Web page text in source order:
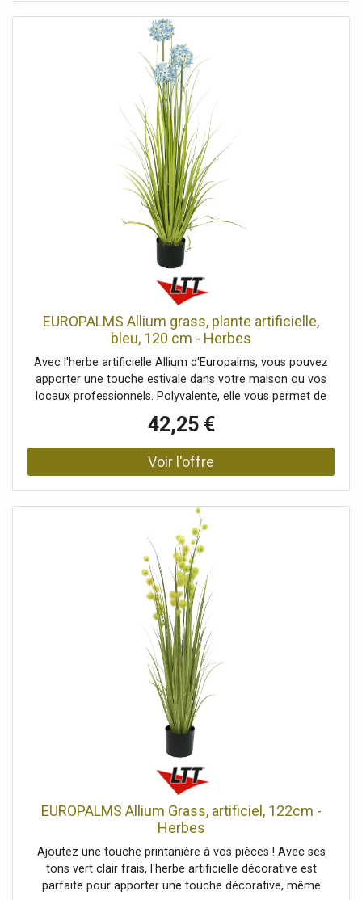
PE, qui prennent automatiquement leur forme une fois
placées. Les galets et la mousse artificielle intégrés
servent de couverture pour le pot de jardin de base inclus.
Ainsi, il peut servir de support pour une jardinière ou être
utilisé comme pot décoratif.Herbe ornementale fleurie
dans un pot décoratif Se déforme tout seul, L'article est
livré prêt à être installé., Avec des feuilles réalistes de
couleur verte, Environ 3 fleurs blanches magnifiques,
Configuration: Se déforme tout seul, Position
debout/fixation: Pot de jardinage avec pierres décoratives,
Matériau: PE ND polyéthylène, Couleur: Vert/blanc,
Feuillage: Matériau: polyéthylène PE ND, Fleurs: Pièces:
environ 3 piècesCouleur: blancP(matériau: )textile, Style de
décoration: La vie moderne, Saison: Printemps,
Dimensions: Hauteur: 120 cm, Poids: 1,50 kg
EUROPALMS Allium grass, plante artificielle,
bleu, 120 cm - Herbes
Avec l'herbe artificielle Allium d'Europalms, vous pouvez
apporter une touche estivale dans votre maison ou vos
locaux professionnels. Polyvalente, elle vous permet de
créer des accents floraux ciblés en quelques étapes
simples. Cette plante vivace atteint une hauteur totale
d'environ 120 cm et se compose de 3 ombelles de
différentes hauteurs avec des fleurs en forme d'étoile
qui prennent déjà leur forme dès la mise en place. Les
galets et la mousse artificielle intégrés servent de
couverture au pot de jardin de base inclus. Il peut ainsi
servir de support pour une jardinière ou être utilisé
comme pot décoratif.Herbe ornementale fleurie dans un
pot décoratif Feuilles malléables, L'article est livré prêt à
être installé., Avec des feuilles réalistes de couleur verte,
environ 3 fleurs magnifiques de couleur bleue,
Configuration: Feuilles malléables, Position
debout/fixation: Pot de jardinage avec pierres décoratives,
Matériau: Plastique, Couleur: Bleu, Feuillage: Matériau:
plastique, Fleurs: Pièces: environ 3 piècesCouleur:
bleuP(matériau: )textile, Style de décoration: Plante
d'intérieur, Saison: Printemps, Dimensions: Hauteur: 120
cm, Poids: 1,55 kg, Planteur, Dimensions: Diamètre: Ø 14
cm
42,25 €
EUROPALMS Allium Grass, artificiel, 122cm -
Herbes
Ajoutez une touche printanière à vos pièces ! Avec ses
tons vert clair frais, l'herbe artificielle décorative est
parfaite pour apporter une touche décorative, même